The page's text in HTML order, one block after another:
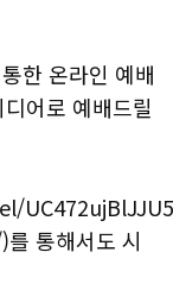
한 온라인 예배
어로 예배드릴
통해서도 시